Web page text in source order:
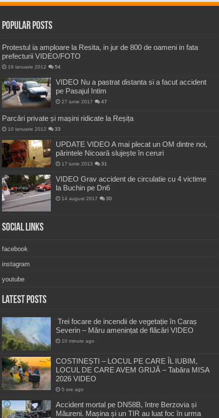
Popular Posts
Protestul ia amploare la Resita, in jur de 800 de oameni in fata
prefecturii VIDEO/FOTO
19 ianuarie 2012 54
VIDEO Nu a pastrat distanta si a facut accident
pe Pasajul Intim
27 iunie 2017 47
Parcări private și mașini ridicate la Reșița
10 ianuarie 2012 33
UPDATE VIDEO A mai plecat un OM dintre noi,
părintele Nicoară slujește în ceruri
17 iunie 2013 31
VIDEO Grav accident de circulatie cu 4 victime
la Buchin pe Dn6
14 august 2017 30
Social Links
facebook
instagram
youtube
Latest Posts
Trei focare de incendii de vegetație în Caraș
Severin – Măru amenințat de flăcări VIDEO
10 minute ago
COSTINEȘTI – LOCUL PE CARE ÎL IUBIM,
LOCUL DE CARE AVEM GRIJĂ – Tabăra MISA
2026 VIDEO
5 ore ago
Accident mortal pe DN58B, între Berzovia și
Măureni. Mașina și un TIR au luat foc în urma